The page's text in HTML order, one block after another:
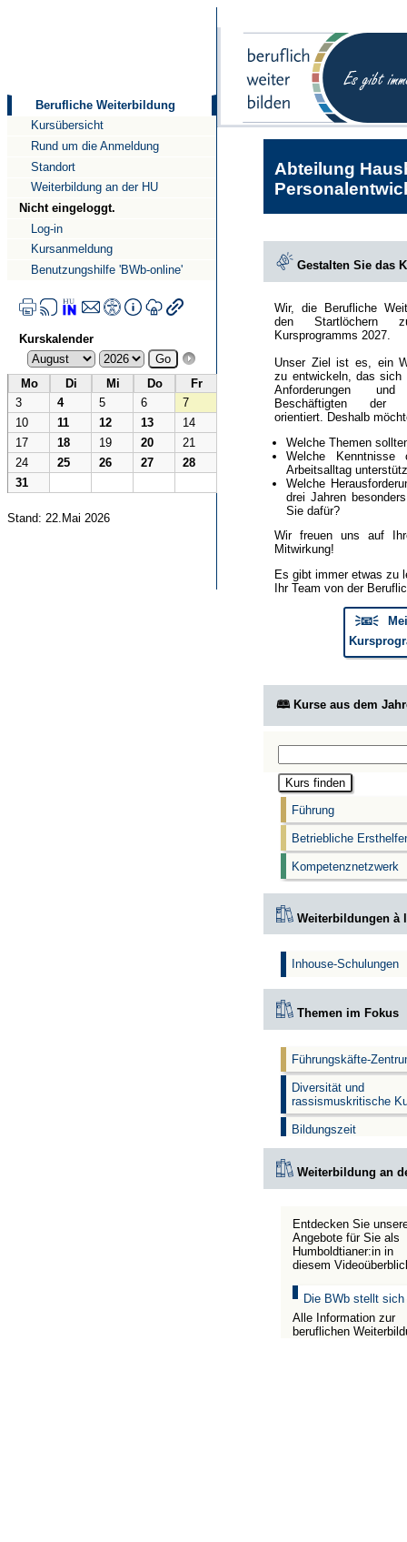
Berufliche Weiterbildung
Kursübersicht
Rund um die Anmeldung
Standort
Weiterbildung an der HU
Nicht eingeloggt.
Log-in
Kursanmeldung
Benutzungshilfe 'BWb-online'
Kurskalender
Mo Di Mi Do
Fr
3
4 5 6
7
10
11 12 13
14
17
18 19 20
21
24
25 26 27
28
31
Stand: 22.Mai 2026
Abteilung
Gestalten Sie das
Wir, die Berufliche
den Startlöchern
Kursprogramms 2027.
Unser Ziel ist es, ein
zu entwickeln, das sich
Anforderungen
Beschäftigten der
orientiert. Deshalb
Welche Themen
Welche
Arbeitsalltag
Welche
drei Jahren
Sie dafür?
Wir freuen uns auf
Mitwirkung!
Es gibt immer etwas zu
Ihr Team von der
🗦📧🗧
🕮 Kurse aus dem
Führung
Betriebliche
Kompetenznetzwerk
Weiterbildungen à
Inhouse-Schulungen
Themen im Fokus
Führungskäfte-
Diversität und
rassismuskritische
Bildungszeit
Weiterbildung an
Entdecken Sie
Angebote für Sie als
Humboldtianer:in in
diesem
Die BWb stellt sich
Alle Information zur
beruflichen